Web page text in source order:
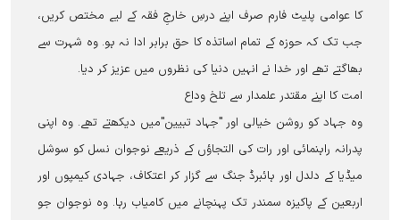
کا عوامی پلیٹ فارم صرف اپنے درسِ خارجِ فقہ کے لیے مختص کریں،
جب تک کہ حوزہ کے تمام اساتذہ کا حق برابر ادا نہ ہو۔ وہ شہرت سے
بھاگتے تھے اور خدا نے انہیں دنیا کی نظروں میں عزیز کر دیا۔
امت کا اپنے مقتدر علمدار سے تلخ وداع
وہ جہاد کو روشن خیالی اور "جہاد تبیین"میں دیکھتے تھے۔ وہ اپنی
پدرانہ راہنمائی اور رات کی التجاﺅں کے ذریعے نوجوان نسل کو سوشل
میڈیا کے دلدل اور ہائبرڈ جنگ سے گزار کر اعتکاف، جہادی کیمپوں اور
اربعین کے پاکیزہ سمندر تک پہنچانے میں کامیاب رہا۔ وہ نوجوان جو